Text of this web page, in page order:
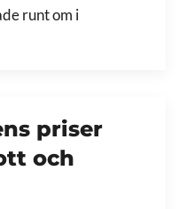
runt om i
priser
och